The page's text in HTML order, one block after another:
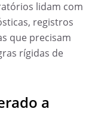
lidam com
registros
que precisam
rígidas de
a